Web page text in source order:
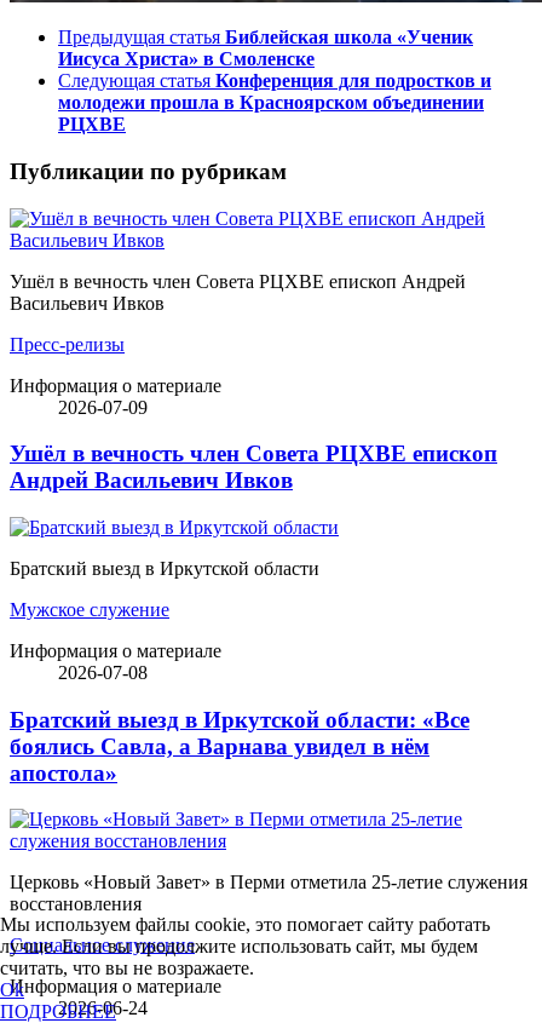
Предыдущая статья Библейская школа «Ученик
Иисуса Христа» в Смоленске
Следующая статья Конференция для подростков и
молодежи прошла в Красноярском объединении
РЦХВЕ
Публикации по рубрикам
Ушёл в вечность член Совета РЦХВЕ епископ Андрей
Васильевич Ивков
Пресс-релизы
Информация о материале
2026-07-09
Ушёл в вечность член Совета РЦХВЕ епископ
Андрей Васильевич Ивков
Братский выезд в Иркутской области
Мужское служение
Информация о материале
2026-07-08
Братский выезд в Иркутской области: «Все
боялись Савла, а Варнава увидел в нём
апостола»
Церковь «Новый Завет» в Перми отметила 25-летие служения
восстановления
Социальное служение
Информация о материале
2026-06-24
Мы используем файлы cookie, это помогает сайту работать
лучше. Если вы продолжите использовать сайт, мы будем
считать, что вы не возражаете.
Ok
ПОДРОБНЕЕ